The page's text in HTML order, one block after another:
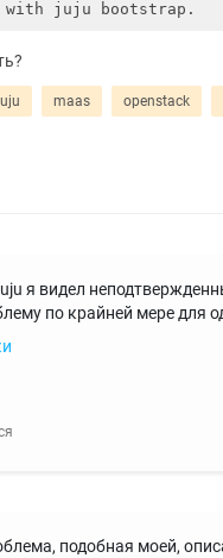
maas openstack
я видел
по крайней мере для
подобная моей,